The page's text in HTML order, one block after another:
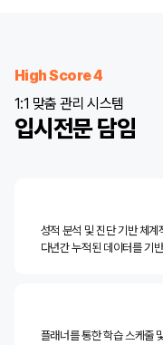
High Score 4
1:1 맞춤 관리 시스템
입시전문 담임
성적 분석 및 진단 기반 체계
다년간 누적된 데이터를 기
플래너를 통한 학습 스케줄